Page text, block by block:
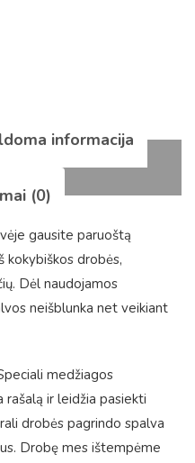
informacija
(0)
gausite paruoštą
kokybiškos drobės,
Dėl naudojamos
neišblunka net veikiant
medžiagos
rašalą ir leidžia pasiekti
drobės pagrindo spalva
Drobę mes ištempėme